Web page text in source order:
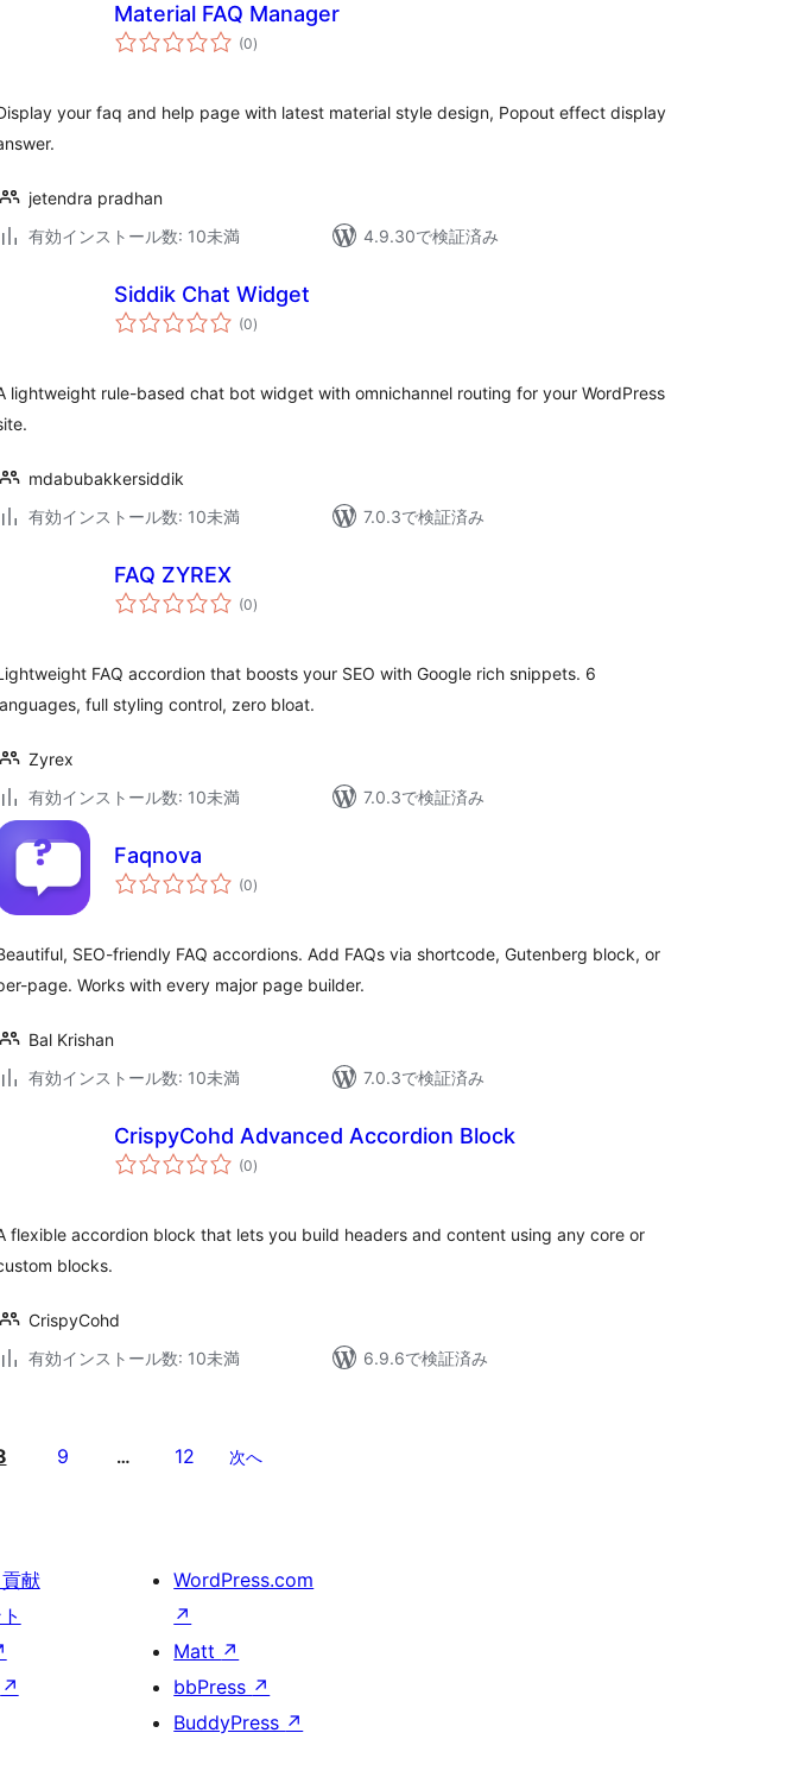
Material FAQ Manager
(0個
の)
your faq and help page with latest material style design, Popout effect display
jetendra pradhan
有効インストール数: 10未満
4.9.30で検証済み
Siddik Chat Widget
(0個
の)
lightweight rule-based chat bot widget with omnichannel routing for your WordPress
mdabubakkersiddik
有効インストール数: 10未満
7.0.3で検証済み
FAQ ZYREX
(0個
の)
FAQ accordion that boosts your SEO with Google rich snippets. 6
full styling control, zero bloat.
Zyrex
有効インストール数: 10未満
7.0.3で検証済み
Faqnova
(0個
の)
SEO-friendly FAQ accordions. Add FAQs via shortcode, Gutenberg block, or
page. Works with every major page builder.
Bal Krishan
有効インストール数: 10未満
7.0.3で検証済み
CrispyCohd Advanced Accordion Block
(0個
の)
flexible accordion block that lets you build headers and content using any core or
blocks.
CrispyCohd
有効インストール数: 10未満
6.9.6で検証済み
9 … 12 次へ
献
↗
WordPress.com
↗
Matt ↗
bbPress ↗
BuddyPress ↗